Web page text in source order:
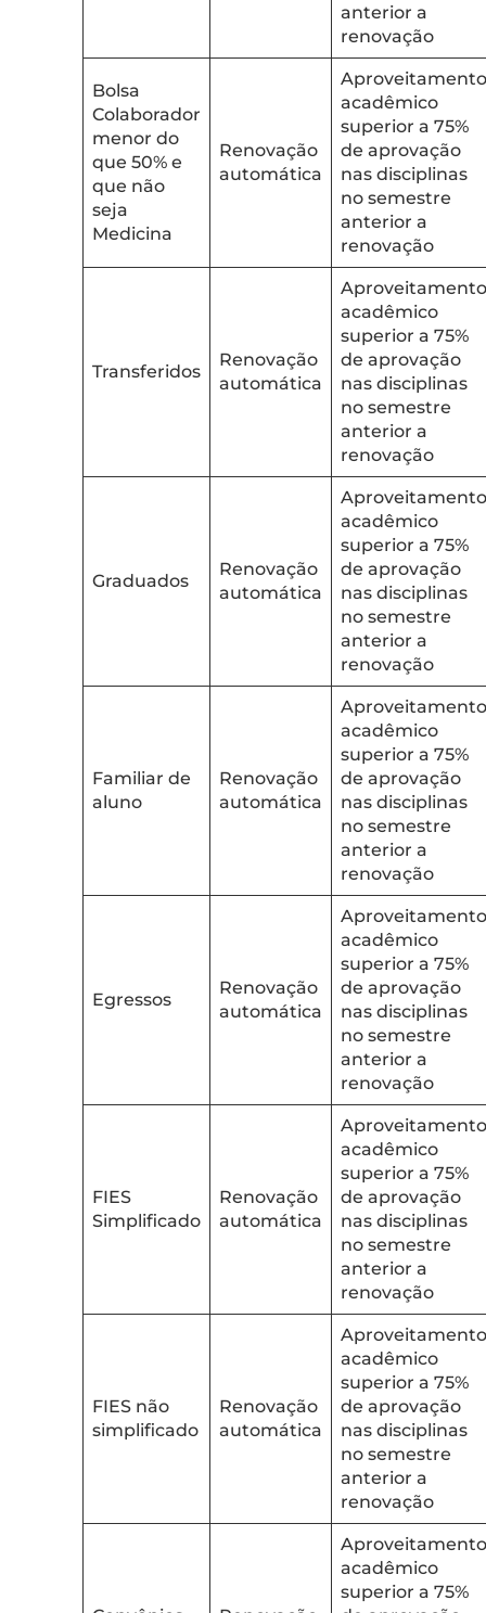
anterior a
renovação
Bolsa
Colaborador
menor do
que 50% e
que não
seja
Medicina
Renovação
automática
Aproveitamento
acadêmico
superior a 75%
de aprovação
nas disciplinas
no semestre
anterior a
renovação
Transferidos
Renovação
automática
Aproveitamento
acadêmico
superior a 75%
de aprovação
nas disciplinas
no semestre
anterior a
renovação
Graduados
Renovação
automática
Aproveitamento
acadêmico
superior a 75%
de aprovação
nas disciplinas
no semestre
anterior a
renovação
Familiar de
aluno
Renovação
automática
Aproveitamento
acadêmico
superior a 75%
de aprovação
nas disciplinas
no semestre
anterior a
renovação
Egressos
Renovação
automática
Aproveitamento
acadêmico
superior a 75%
de aprovação
nas disciplinas
no semestre
anterior a
renovação
FIES
Simplificado
Renovação
automática
Aproveitamento
acadêmico
superior a 75%
de aprovação
nas disciplinas
no semestre
anterior a
renovação
FIES não
simplificado
Renovação
automática
Aproveitamento
acadêmico
superior a 75%
de aprovação
nas disciplinas
no semestre
anterior a
renovação
Aproveitamento
acadêmico
superior a 75%